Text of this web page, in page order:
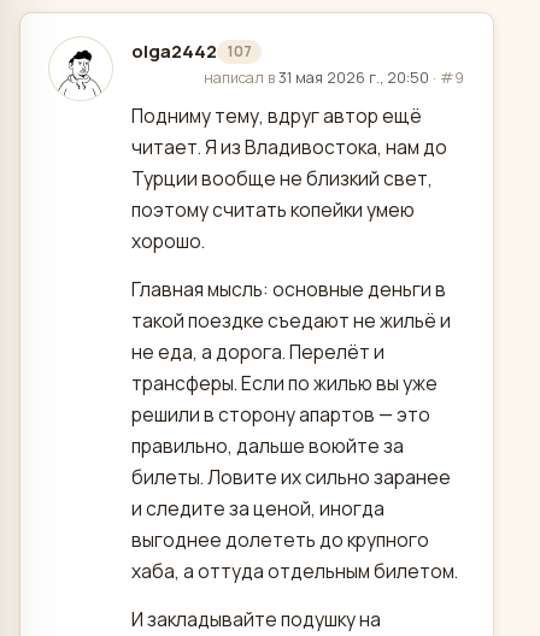
olga2442 107
отредактировано
написал в31 мая 2026 г., 20:50 · #9
Подниму тему, вдруг автор ещё
читает. Я из Владивостока, нам до
Турции вообще не близкий свет,
поэтому считать копейки умею
хорошо.
Главная мысль: основные деньги в
такой поездке съедают не жильё и
не еда, а дорога. Перелёт и
трансферы. Если по жилью вы уже
решили в сторону апартов — это
правильно, дальше воюйте за
билеты. Ловите их сильно заранее
и следите за ценой, иногда
выгоднее долететь до крупного
хаба, а оттуда отдельным билетом.
И закладывайте подушку на